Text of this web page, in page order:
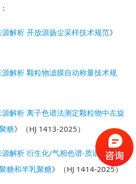
解析 开放源扬尘采样技术规范》
解析 颗粒物滤膜自动称量技术规
解析 离子色谱法测定颗粒物中左旋
糖》（HJ 1413-2025）
解析 衍生化/气相色谱-质谱法测定颗
糖和半乳聚糖》（HJ 1414-2025）